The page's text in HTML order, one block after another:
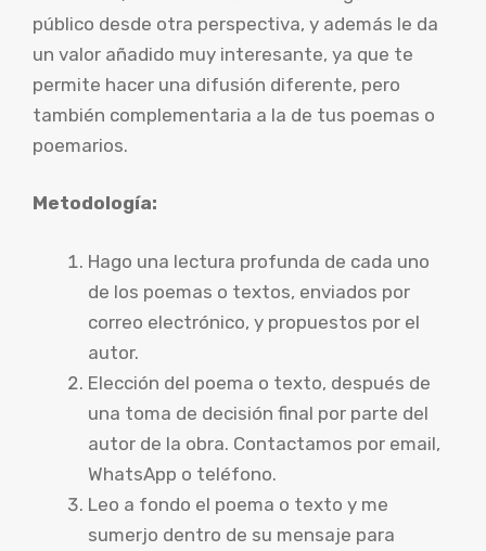
público desde otra perspectiva, y además le da
un valor añadido muy interesante, ya que te
permite hacer una difusión diferente, pero
también complementaria a la de tus poemas o
poemarios.
Metodología:
Hago una lectura profunda de cada uno
de los poemas o textos, enviados por
correo electrónico, y propuestos por el
autor.
Elección del poema o texto, después de
una toma de decisión final por parte del
autor de la obra. Contactamos por email,
WhatsApp o teléfono.
Leo a fondo el poema o texto y me
sumerjo dentro de su mensaje para